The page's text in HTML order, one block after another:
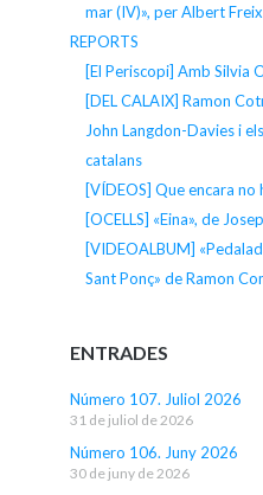
mar (IV)», per Albert
REPORTS
[El Periscopi] Amb Silvia
[DEL CALAIX] Ramon
John Langdon-Davies i
catalans
[VÍDEOS] Que encara no
[OCELLS] «Eina», de
[VIDEOALBUM]
Sant Ponç» de Ramon
ENTRADES
Número 107. Juliol 2026
31 de juliol de 2026
Número 106. Juny 2026
30 de juny de 2026